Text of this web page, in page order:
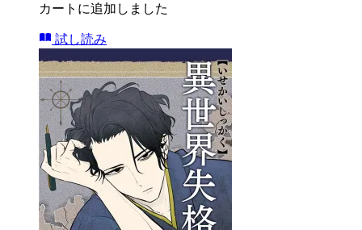
カートに追加しました
試し読み